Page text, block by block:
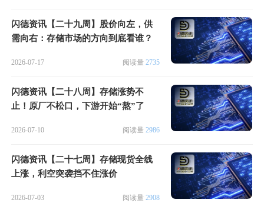
闪德资讯【二十九周】股价向左，供
需向右：存储市场的方向到底看谁？
2026-07-17 阅读量 2735
闪德资讯【二十八周】存储涨势不
止！原厂不松口，下游开始“熬”了
2026-07-10 阅读量 2986
闪德资讯【二十七周】存储现货全线
上涨，利空突袭挡不住涨价
2026-07-03 阅读量 2908